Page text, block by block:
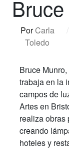
PorCarla
Toledo
/
Bruce
trabaja en la
campos de
Artes en
realiza obras
creando
hoteles y